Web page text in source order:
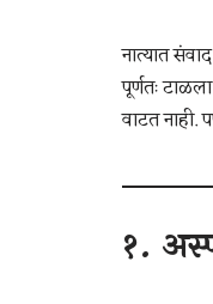
नात्यात
पूर्णतः
वाटत
१.